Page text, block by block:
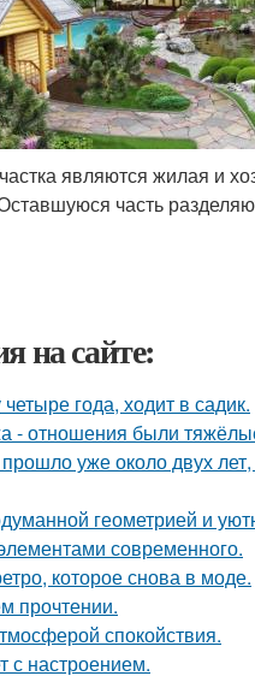
являются жилая и
часть
на сайте:
года, ходит в садик.
- отношения были
уже около двух
геометрией и
современного.
которое снова в моде.
прочтении.
спокойствия.
с настроением.